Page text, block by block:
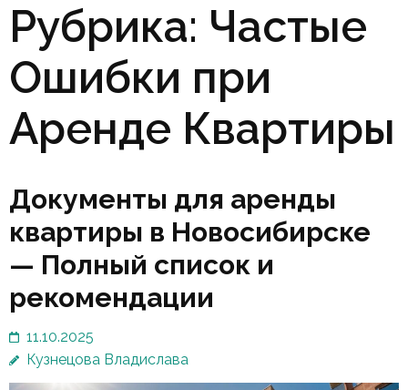
Рубрика: Частые
Ошибки при
Аренде Квартиры
Документы для аренды
квартиры в Новосибирске
— Полный список и
рекомендации
11.10.2025
Кузнецова Владислава